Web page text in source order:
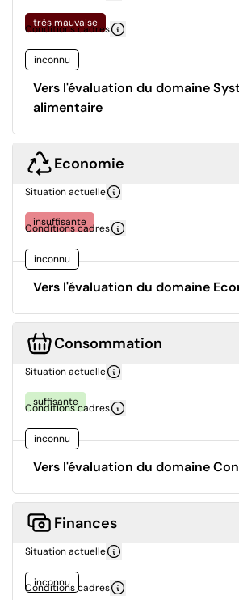
très mauvaise
Conditions cadres
inconnu
Vers l'évaluation du domaine
alimentaire
Economie
Situation actuelle
insuffisante
Conditions cadres
inconnu
Vers l'évaluation du domaine
Consommation
Situation actuelle
suffisante
Conditions cadres
inconnu
Vers l'évaluation du domaine
Finances
Situation actuelle
inconnu
Conditions cadres